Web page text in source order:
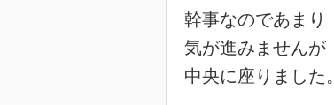
幹事なのであまり
気が進みませんが
中央に座りました。